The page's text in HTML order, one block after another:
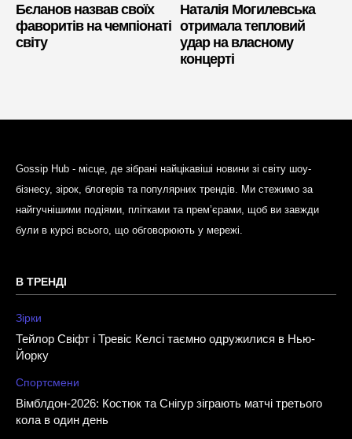
Бєланов назвав своїх
фаворитів на чемпіонаті
світу
Наталія Могилевська
отримала тепловий
удар на власному
концерті
Gossip Hub - місце, де зібрані найцікавіші новини зі світу шоу-
бізнесу, зірок, блогерів та популярних трендів. Ми стежимо за
найгучнішими подіями, плітками та прем’єрами, щоб ви завжди
були в курсі всього, що обговорюють у мережі.
В ТРЕНДІ
Зірки
Тейлор Свіфт і Тревіс Келсі таємно одружилися в Нью-
Йорку
Спортсмени
Вімблдон-2026: Костюк та Снігур зіграють матчі третього
кола в один день